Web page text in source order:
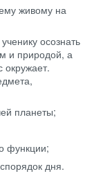
живому на
осознать
и природой, а
окружает.
планеты;
функции;
дня.